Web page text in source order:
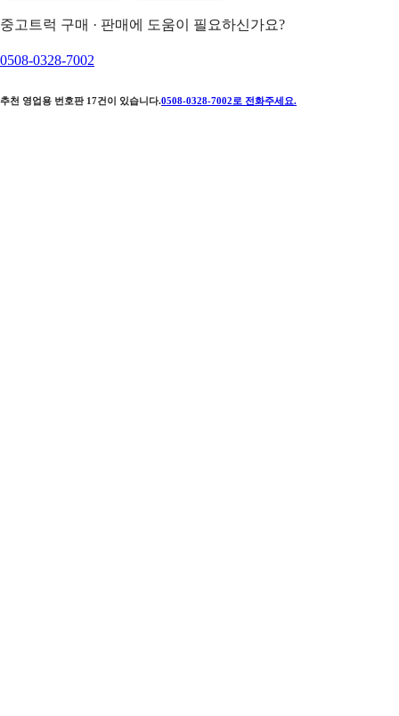
중고트럭 구매 · 판매에 도움이 필요하신가요?
0508-0328-7002
추천 영업용 번호판 17건이 있습니다.0508-0328-7002 로 전화주세요.